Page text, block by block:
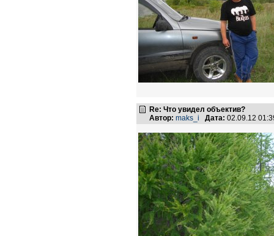
Re: Что увидел объектив?
Автор: maks_i Дата: 02.09.12